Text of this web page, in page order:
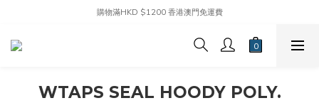
購物滿HKD $1200 香港澳門免運費
WTAPS SEAL HOODY POLY.